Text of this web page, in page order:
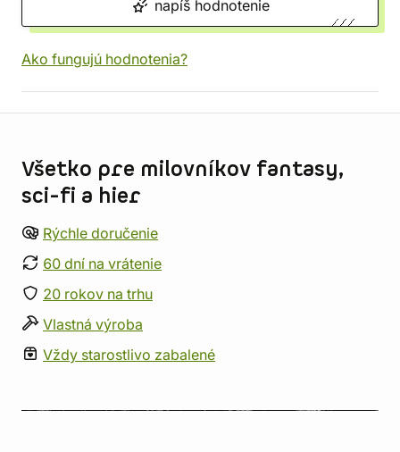
napíš hodnotenie
Ako fungujú hodnotenia?
Všetko pre milovníkov fantasy,
sci-fi a hier
Rýchle doručenie
60 dní na vrátenie
20 rokov na trhu
Vlastná výroba
Vždy starostlivo zabalené